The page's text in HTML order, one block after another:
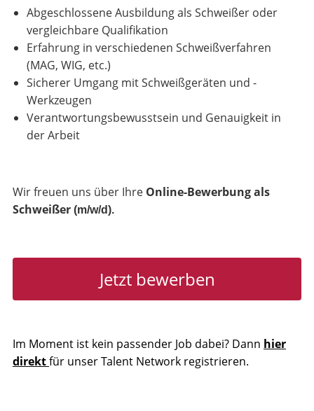
Abgeschlossene Ausbildung als Schweißer oder
vergleichbare Qualifikation
Erfahrung in verschiedenen Schweißverfahren
(MAG, WIG, etc.)
Sicherer Umgang mit Schweißgeräten und -
Werkzeugen
Verantwortungsbewusstsein und Genauigkeit in
der Arbeit
Wir freuen uns über Ihre Online-Bewerbung als
Schweißer (m/w/d).
Jetzt bewerben
Im Moment ist kein passender Job dabei? Dann hier
direktfür unser Talent Network registrieren.